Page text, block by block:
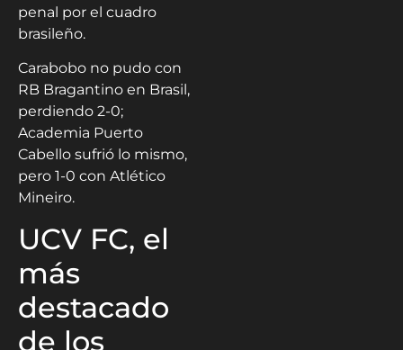
penal por el cuadro
brasileño.
Carabobo no pudo con
RB Bragantino en Brasil,
perdiendo 2-0;
Academia Puerto
Cabello sufrió lo mismo,
pero 1-0 con Atlético
Mineiro.
UCV FC, el
más
destacado
de los